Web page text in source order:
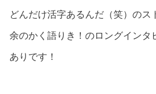
どんだけ活字あるんだ（笑）のス
余のかく語りき！のロングインタ
ありです！